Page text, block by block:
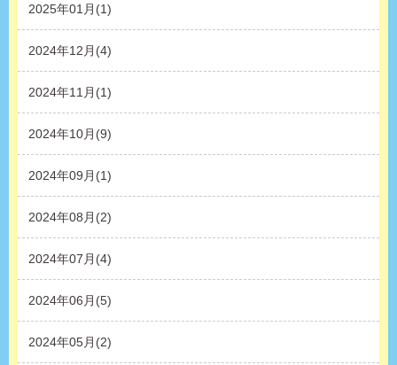
2025年01月(1)
2024年12月(4)
2024年11月(1)
2024年10月(9)
2024年09月(1)
2024年08月(2)
2024年07月(4)
2024年06月(5)
2024年05月(2)